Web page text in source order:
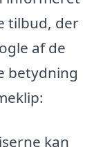
tilbud, der
af de
betydning
kan